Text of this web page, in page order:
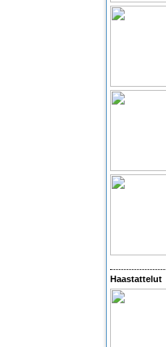
Haastattelut